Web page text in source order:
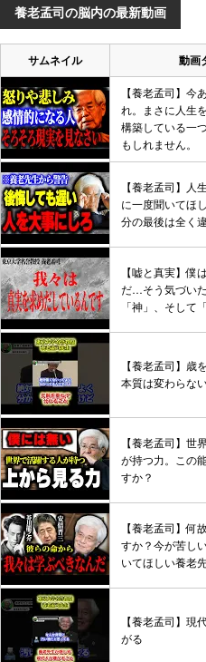
養老孟司の脳内の最新動画
サムネイル 動画
【養老孟司】今
れ。まさに人生
構築している一
もしれません。
【養老孟司】人
に一度聞いてほ
分の最後は全く
【嘘と真実】僕
だ…そう気づい
「神」、そして
【養老孟司】歳
本質は変わらな
【養老孟司】世
が持つ力。この
すか？
【養老孟司】何
すか？今が苦し
いてほしい養老
【養老孟司】現
がる